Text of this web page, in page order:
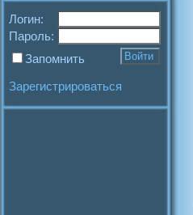
Логин:
Пароль:
Запомнить
Зарегистрироваться